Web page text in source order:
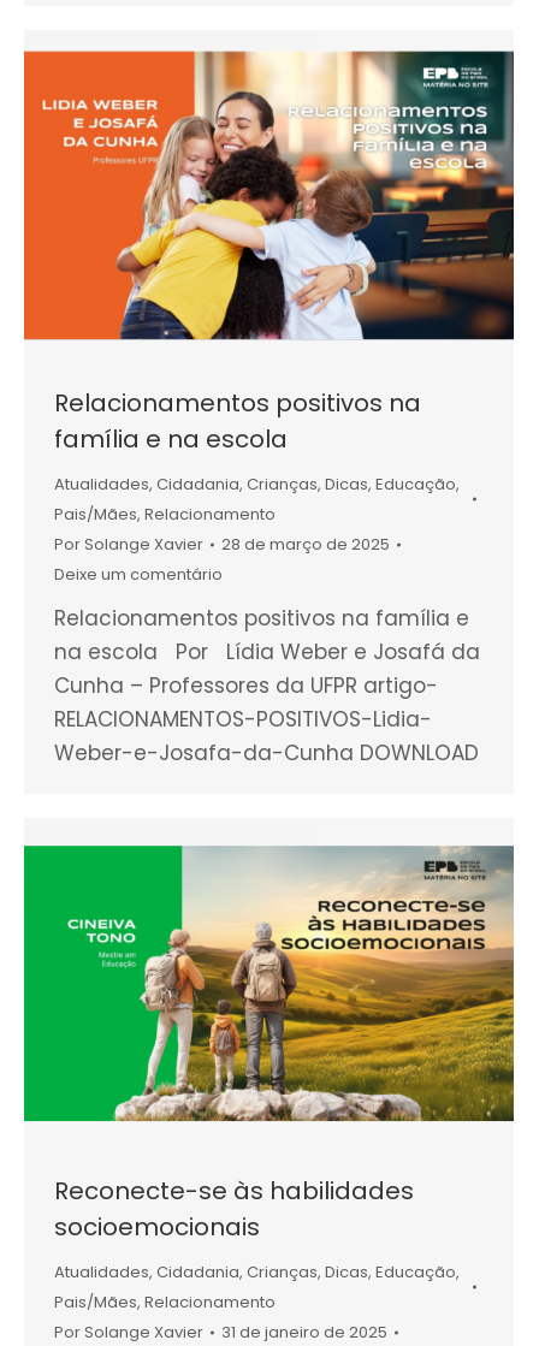
Relacionamentos positivos na
família e na escola
Atualidades, Cidadania, Crianças, Dicas, Educação,
Pais/Mães, Relacionamento
PorSolange Xavier
28 de março de 2025
Deixe um comentário
Relacionamentos positivos na família e
na escola Por Lídia Weber e Josafá da
Cunha – Professores da UFPR artigo-
RELACIONAMENTOS-POSITIVOS-Lidia-
Weber-e-Josafa-da-Cunha DOWNLOAD
Reconecte-se às habilidades
socioemocionais
Atualidades, Cidadania, Crianças, Dicas, Educação,
Pais/Mães, Relacionamento
PorSolange Xavier
31 de janeiro de 2025